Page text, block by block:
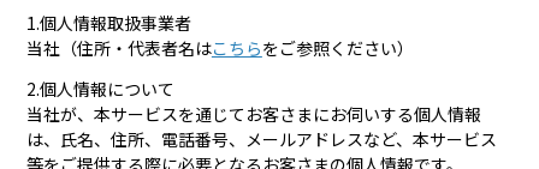
1.個人情報取扱事業者
当社（住所・代表者名はこちらをご参照ください）
2.個人情報について
当社が、本サービスを通じてお客さまにお伺いする個人情報
は、氏名、住所、電話番号、メールアドレスなど、本サービス
等をご提供する際に必要となるお客さまの個人情報です。